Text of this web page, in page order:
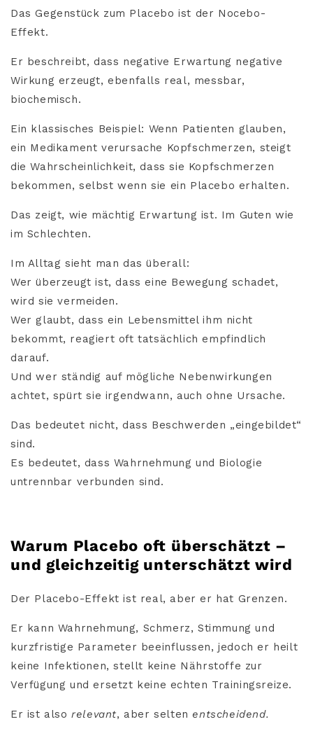
Das Gegenstück zum Placebo ist der Nocebo-
Effekt.
Er beschreibt, dass negative Erwartung negative
Wirkung erzeugt, ebenfalls real, messbar,
biochemisch.
Ein klassisches Beispiel: Wenn Patienten glauben,
ein Medikament verursache Kopfschmerzen, steigt
die Wahrscheinlichkeit, dass sie Kopfschmerzen
bekommen, selbst wenn sie ein Placebo erhalten.
Das zeigt, wie mächtig Erwartung ist. Im Guten wie
im Schlechten.
Im Alltag sieht man das überall:
Wer überzeugt ist, dass eine Bewegung schadet,
wird sie vermeiden.
Wer glaubt, dass ein Lebensmittel ihm nicht
bekommt, reagiert oft tatsächlich empfindlich
darauf.
Und wer ständig auf mögliche Nebenwirkungen
achtet, spürt sie irgendwann, auch ohne Ursache.
Das bedeutet nicht, dass Beschwerden „eingebildet“
sind.
Es bedeutet, dass Wahrnehmung und Biologie
untrennbar verbunden sind.
Warum Placebo oft überschätzt –
und gleichzeitig unterschätzt wird
Der Placebo-Effekt ist real, aber er hat Grenzen.
Er kann Wahrnehmung, Schmerz, Stimmung und
kurzfristige Parameter beeinflussen, jedoch er heilt
keine Infektionen, stellt keine Nährstoffe zur
Verfügung und ersetzt keine echten Trainingsreize.
Er ist alsorelevant, aber seltenentscheidend.